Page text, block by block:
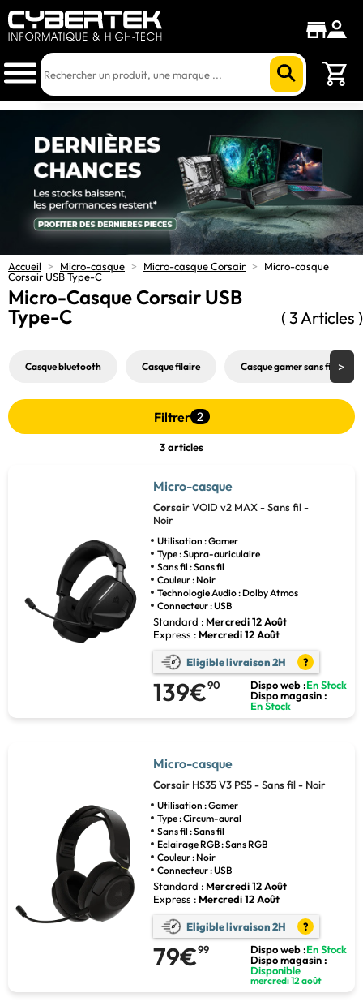
Accueil > Micro-casque > Micro-casque Corsair >
Micro-casque
Corsair USB Type-C
Micro-Casque Corsair USB
Type-C
( 3 Articles )
Casque bluetooth Casque filaire Casque gamer sans fil
Filtrer 2
3 articles
Micro-casque
CorsairVOID v2 MAX - Sans fil -
Noir
Utilisation : Gamer
Type : Supra-auriculaire
Sans fil : Sans fil
Couleur : Noir
Technologie Audio : Dolby Atmos
Connecteur : USB
Standard : Mercredi 12 Août
Express : Mercredi 12 Août
Eligible livraison 2H ?
139€90 Dispo web :En Stock
Dispo magasin :
En Stock
Micro-casque
Corsair HS35 V3 PS5 - Sans fil - Noir
Utilisation : Gamer
Type : Circum-aural
Sans fil : Sans fil
Eclairage RGB : Sans RGB
Couleur : Noir
Connecteur : USB
Standard : Mercredi 12 Août
Express : Mercredi 12 Août
Eligible livraison 2H ?
79€99 Dispo web :En Stock
Dispo magasin :
Disponible
mercredi 12 août